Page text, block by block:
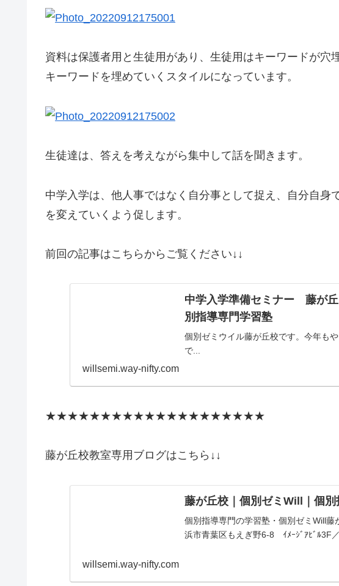
資料は保護者用と生徒用があり、生徒用はキーワードが穴
キーワードを埋めていくスタイルになっています。
生徒達は、答えを考えながら集中して話を聞きます。
中学入学は、他人事ではなく自分事として捉え、自分自身
を変えていくよう促します。
前回の記事はこちらからご覧ください↓↓
中学入学準備セミナー 藤が
別指導専門学習塾
個別ゼミウイル藤が丘校です。今年も
で...
willsemi.way-nifty.com
★★★★★★★★★★★★★★★★★★★★
藤が丘校教室専用ブログはこちら↓↓
藤が丘校｜個別ゼミWill｜個
個別指導専門の学習塾・個別ゼミWill
浜市青葉区もえぎ野6-8 ｲﾒｰｼﾞｱﾋﾞﾙ3F
willsemi.way-nifty.com